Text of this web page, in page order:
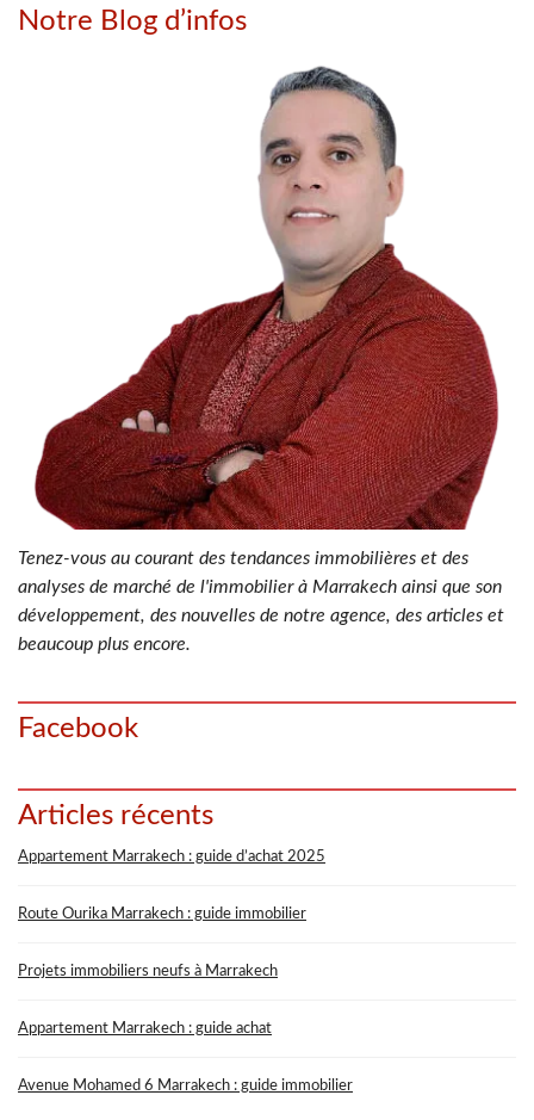
Notre Blog d’infos
Tenez-vous au courant des tendances immobilières et des
analyses de marché de l'immobilier à Marrakech ainsi que son
développement, des nouvelles de notre agence, des articles et
beaucoup plus encore.
Facebook
Articles récents
Appartement Marrakech : guide d’achat 2025
Route Ourika Marrakech : guide immobilier
Projets immobiliers neufs à Marrakech
Appartement Marrakech : guide achat
Avenue Mohamed 6 Marrakech : guide immobilier